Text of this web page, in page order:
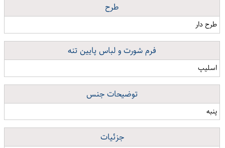
طرح
طرح دار
فرم شورت و لباس پایین تنه
اسلیپ
توضیحات جنس
پنبه
جزئیات